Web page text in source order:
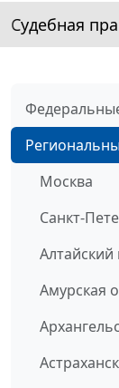
Судебная
Москва
Санкт-
Алтайский
Амурская